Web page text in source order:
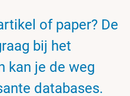
of paper? De
bij het
kan je de weg
databases.